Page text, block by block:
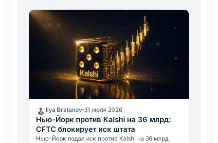
Ilya Bratanov 31 июля 2026
Нью-Йорк против Kalshi на 36 млрд:
CFTC блокирует иск штата
Нью-Йорк подал иск против Kalshi на 36 млрд